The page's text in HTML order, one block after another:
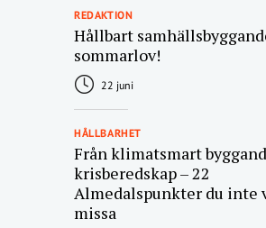
REDAKTION
Hållbart
sommarlov!
22 juni
HÅLLBARHET
Från klimatsmart
krisberedskap – 22
Almedalspunkter du inte
missa